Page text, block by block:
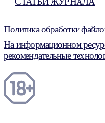
Политика обработки
На информационном
рекомендательные